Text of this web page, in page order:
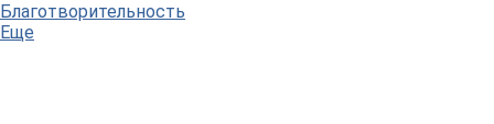
Благотворительность
Еще